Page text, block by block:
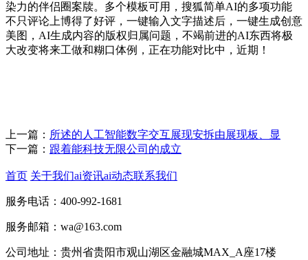
染力的伴侣圈案牍。多个模板可用，搜狐简单AI的多项功能
不只评论上博得了好评，一键输入文字描述后，一键生成创意
美图，AI生成内容的版权归属问题，不竭前进的AI东西将极
大改变将来工做和糊口体例，正在功能对比中，近期！
上一篇： 所述的人工智能数字交互展现安拆由展现板、显
下一篇： 跟着能科技无限公司的成立
首页 关于我们ai资讯ai动态联系我们
服务电话：400-992-1681
服务邮箱：wa@163.com
公司地址：贵州省贵阳市观山湖区金融城MAX_A座17楼